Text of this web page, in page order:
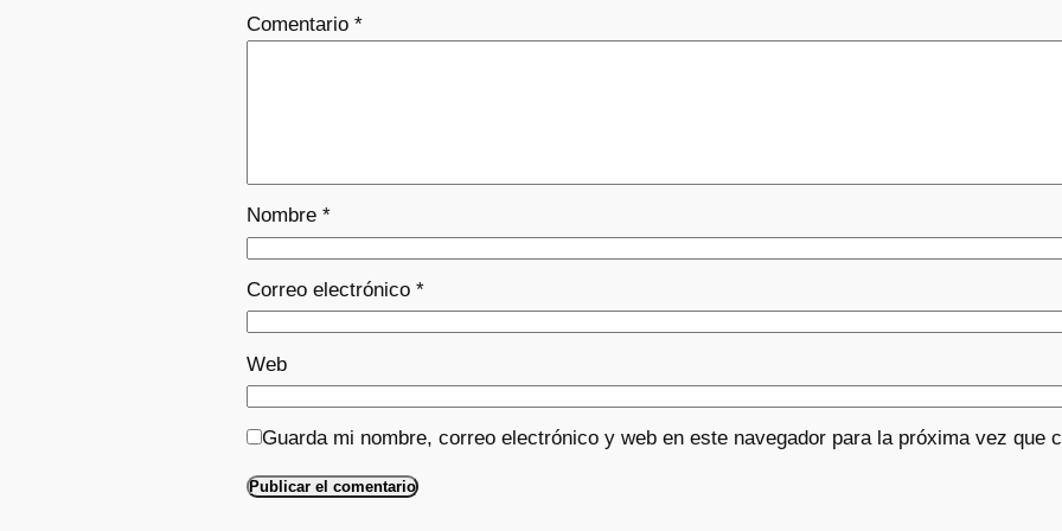
Comentario *
Nombre *
Correo electrónico *
Web
Guarda mi nombre, correo electrónico y web en este navegador para la próxima vez que